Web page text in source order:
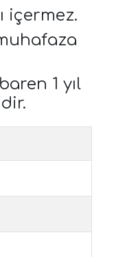
içermez.
1 yıl